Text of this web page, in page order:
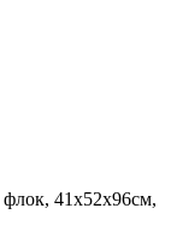
41х52х96см,